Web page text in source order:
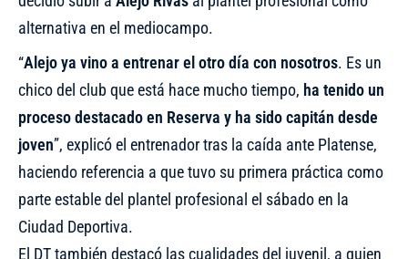
alternativa en el mediocampo.
“Alejo ya vino a entrenar el otro día con nosotros. Es un
chico del club que está hace mucho tiempo, ha tenido un
proceso destacado en Reserva y ha sido capitán desde
joven”, explicó el entrenador tras la caída ante Platense,
haciendo referencia a que tuvo su primera práctica como
parte estable del plantel profesional el sábado en la
Ciudad Deportiva.
El DT también destacó las cualidades del juvenil, a quien